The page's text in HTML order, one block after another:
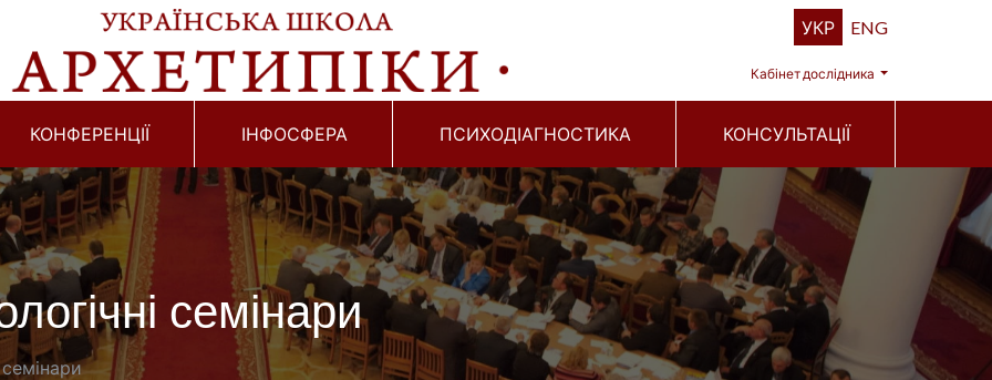
УКР ENG
Кабінет дослідника
КОНФЕРЕНЦІЇ ІНФОСФЕРА ПСИХОДІАГНОСТИКА КОНСУЛЬТАЦІЇ
семінари